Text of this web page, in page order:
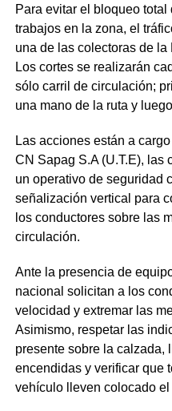
Para evitar el bloqueo
trabajos en la zona, el
una de las colectoras de la
Los cortes se realizarán
sólo carril de circulación;
una mano de la ruta y
Las acciones están a
CN Sapag S.A (U.T.E), las
un operativo de seguridad
señalización vertical para
los conductores sobre las
circulación.
Ante la presencia de
nacional solicitan a los
velocidad y extremar las
Asimismo, respetar las
presente sobre la calzada,
encendidas y verificar que
vehículo lleven colocado